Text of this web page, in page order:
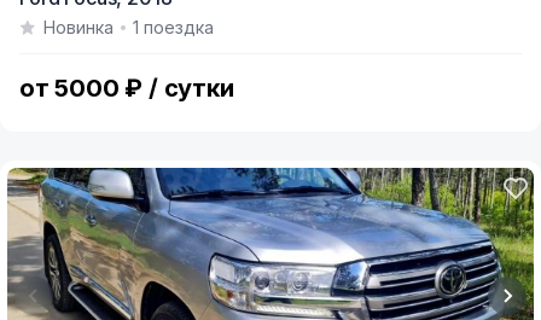
of
Новинка 1 поездка
от 5000 ₽ / сутки